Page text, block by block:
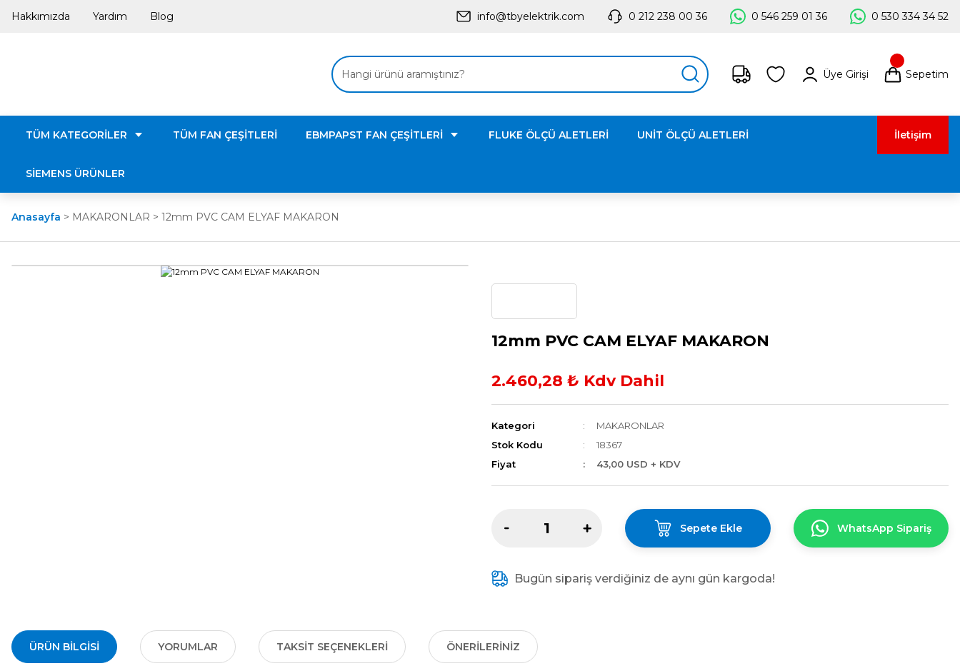
Hakkımızda Yardım Blog info@tbyelektrik.com 0 212 238 00 36 0 546 259 01 36 0 530 334 34 52
Üye Girişi Sepetim
TÜM KATEGORİLER TÜM FAN ÇEŞİTLERİ EBMPAPST FAN ÇEŞİTLERİ FLUKE ÖLÇÜ ALETLERİ UNİT ÖLÇÜ ALETLERİ
SİEMENS ÜRÜNLER
İletişim
Anasayfa MAKARONLAR 12mm PVC CAM ELYAF MAKARON
12mm PVC CAM ELYAF MAKARON
2.460,28 ₺ Kdv Dahil
Kategori
MAKARONLAR
Stok Kodu
18367
Fiyat
43,00 USD + KDV
Sepete Ekle WhatsApp Sipariş
Bugün sipariş verdiğiniz de aynı gün kargoda!
ÜRÜN BILGISI YORUMLAR TAKSIT SEÇENEKLERI ÖNERILERINIZ